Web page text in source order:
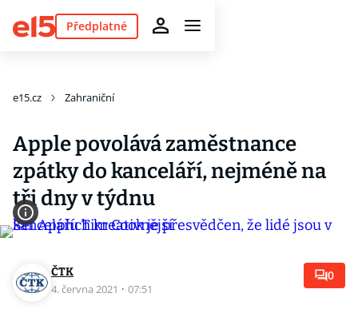
Předplatné
e15.cz Zahraniční
Apple povolává zaměstnance
zpátky do kanceláří, nejméně na
tři dny v týdnu
ČTK
4. června 2021 · 07:51
0